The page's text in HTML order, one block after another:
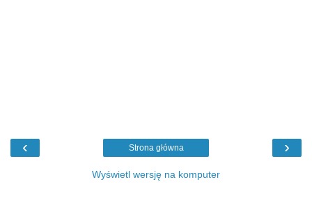
‹ ›
Strona główna
Wyświetl wersję na komputer